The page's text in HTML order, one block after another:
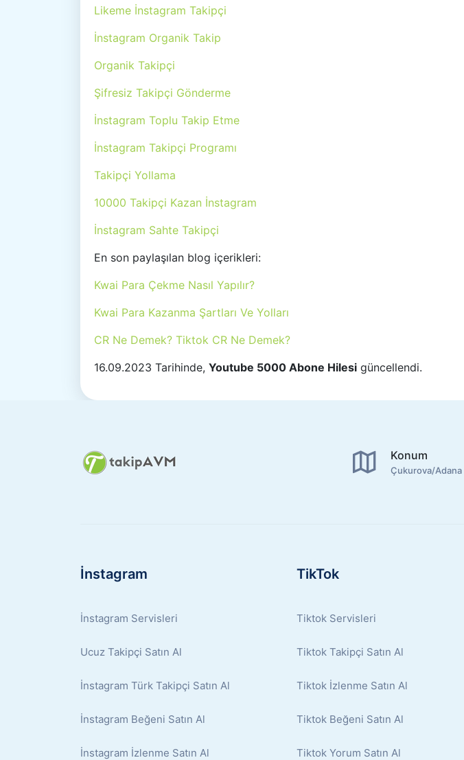
Likeme İnstagram Takipçi
İnstagram Organik Takip
Organik Takipçi
Şifresiz Takipçi Gönderme
İnstagram Toplu Takip Etme
İnstagram Takipçi Programı
Takipçi Yollama
10000 Takipçi Kazan İnstagram
İnstagram Sahte Takipçi
En son paylaşılan blog içerikleri:
Kwai Para Çekme Nasıl Yapılır?
Kwai Para Kazanma Şartları Ve Yolları
CR Ne Demek? Tiktok CR Ne Demek?
16.09.2023 Tarihinde, Youtube 5000 Abone Hilesi güncellendi.
Konum
Çukurova/Adana
İnstagram
İnstagram Servisleri
Ucuz Takipçi Satın Al
İnstagram Türk Takipçi Satın Al
İnstagram Beğeni Satın Al
İnstagram İzlenme Satın Al
TikTok
Tiktok Servisleri
Tiktok Takipçi Satın Al
Tiktok İzlenme Satın Al
Tiktok Beğeni Satın Al
Tiktok Yorum Satın Al